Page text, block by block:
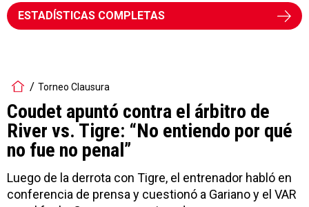
ESTADÍSTICAS COMPLETAS
Torneo Clausura
Coudet apuntó contra el árbitro de
River vs. Tigre: “No entiendo por qué
no fue no penal”
Luego de la derrota con Tigre, el entrenador habló en
conferencia de prensa y cuestionó a Gariano y el VAR